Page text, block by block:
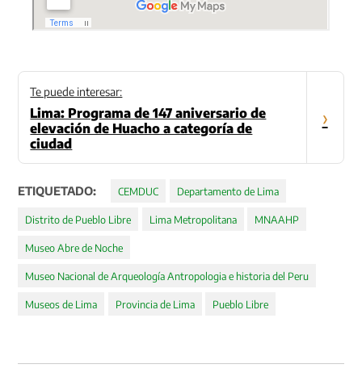
Te puede interesar:
Lima: Programa de 147 aniversario de
elevación de Huacho a categoría de
ciudad
›
ETIQUETADO: CEMDUC Departamento de Lima
Distrito de Pueblo Libre Lima Metropolitana MNAAHP
Museo Abre de Noche
Museo Nacional de Arqueología Antropologia e historia del Peru
Museos de Lima Provincia de Lima Pueblo Libre